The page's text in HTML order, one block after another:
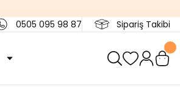
0505 095 98 87 Sipariş Takibi